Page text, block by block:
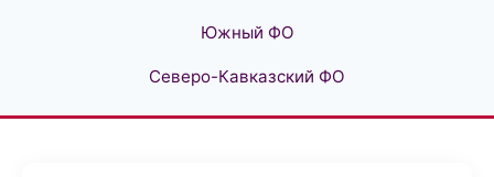
Южный ФО
Северо-Кавказский ФО